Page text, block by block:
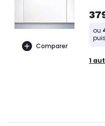
Comparer
ou
1